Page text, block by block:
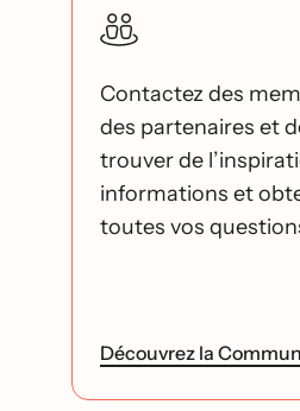
Contactez des
des partenaires et
trouver de
informations et
toutes vos
Découvrez la